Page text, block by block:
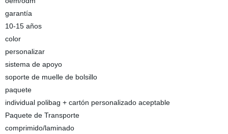
garantía
10-15 años
color
personalizar
sistema de apoyo
soporte de muelle de bolsillo
paquete
individual polibag + cartón personalizado aceptable
Paquete de Transporte
comprimido/laminado